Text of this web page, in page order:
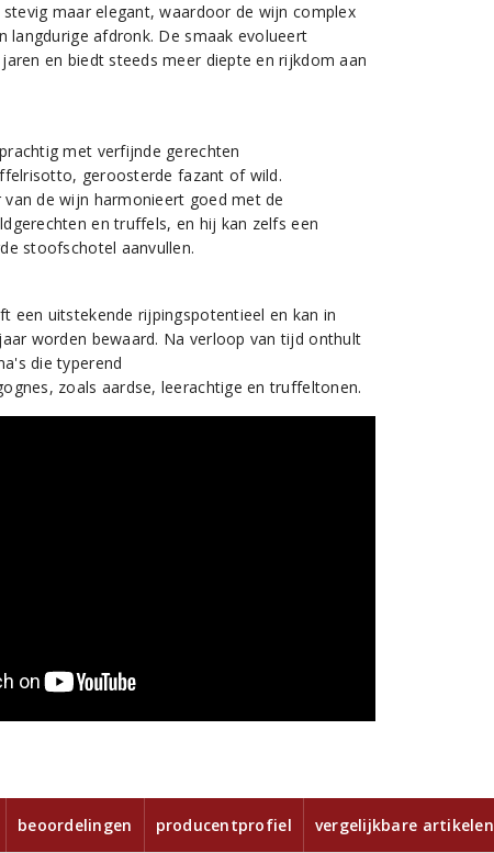
maar elegant, waardoor de wijn complex
langdurige afdronk. De smaak evolueert
en biedt steeds meer diepte en rijkdom aan
met verfijnde gerechten
geroosterde fazant of wild.
de wijn harmonieert goed met de
en truffels, en hij kan zelfs een
stoofschotel aanvullen.
een uitstekende rijpingspotentieel en kan in
worden bewaard. Na verloop van tijd onthult
die typerend
zoals aardse, leerachtige en truffeltonen.
beoordelingen producentprofiel vergelijkbare artikelen